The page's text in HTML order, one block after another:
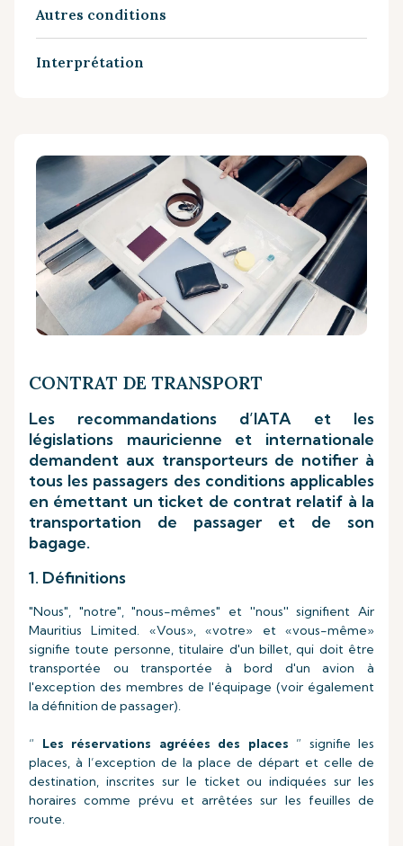
CONTRAT DE TRANSPORT
Les recommandations d’IATA et les
législations mauricienne et internationale
demandent aux transporteurs de notifier à
tous les passagers des conditions applicables
en émettant un ticket de contrat relatif à la
transportation de passager et de son
bagage.
1. Définitions
"Nous", "notre", "nous-mêmes" et ''nous'' signifient Air
Mauritius Limited. «Vous», «votre» et «vous-même»
signifie toute personne, titulaire d'un billet, qui doit être
transportée ou transportée à bord d'un avion à
l'exception des membres de l'équipage (voir également
la définition de passager).
“ Les réservations agréées des places ” signifie les
places, à l’exception de la place de départ et celle de
destination, inscrites sur le ticket ou indiquées sur les
horaires comme prévu et arrêtées sur les feuilles de
route.
Autres conditions
Interprétation